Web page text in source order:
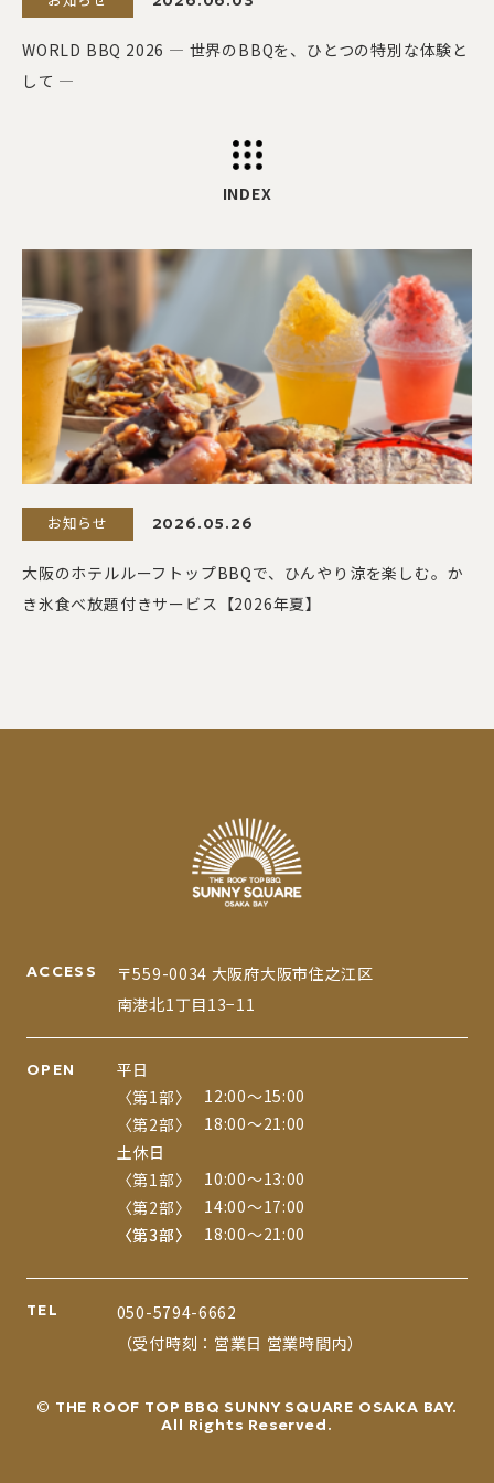
WORLD BBQ 2026 ― 世界のBBQを、ひとつの特別な体験と
して ―
INDEX
お知らせ 2026.05.26
大阪のホテルルーフトップBBQで、ひんやり涼を楽しむ。か
き氷食べ放題付きサービス【2026年夏】
ACCESS
〒559-0034 大阪府大阪市住之江区
南港北1丁目13−11
OPEN 平日
土休日
〈第1部〉
〈第1部〉
12:00〜15:00
10:00〜13:00
〈第2部〉
〈第2部〉
18:00〜21:00
14:00〜17:00
〈第3部〉
〈第3部〉 18:00〜21:00
TEL
050-5794-6662
（受付時刻：営業日 営業時間内）
© THE ROOF TOP BBQ SUNNY SQUARE OSAKA BAY.
All Rights Reserved.